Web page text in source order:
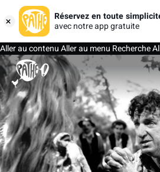
Réservez en toute
avec notre app gratuite
Aller au contenuAller au menu Recherche